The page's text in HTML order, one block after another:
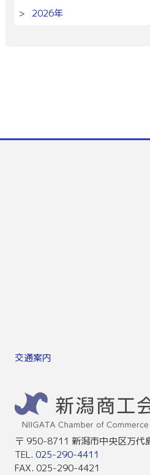
2026年
交通案内
〒 950-8711 新潟市中央区万
TEL. 025-290-4411
FAX. 025-290-4421